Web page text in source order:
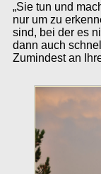
„Sie tun und
nur um zu
sind, bei der es
dann auch
Zumindest an